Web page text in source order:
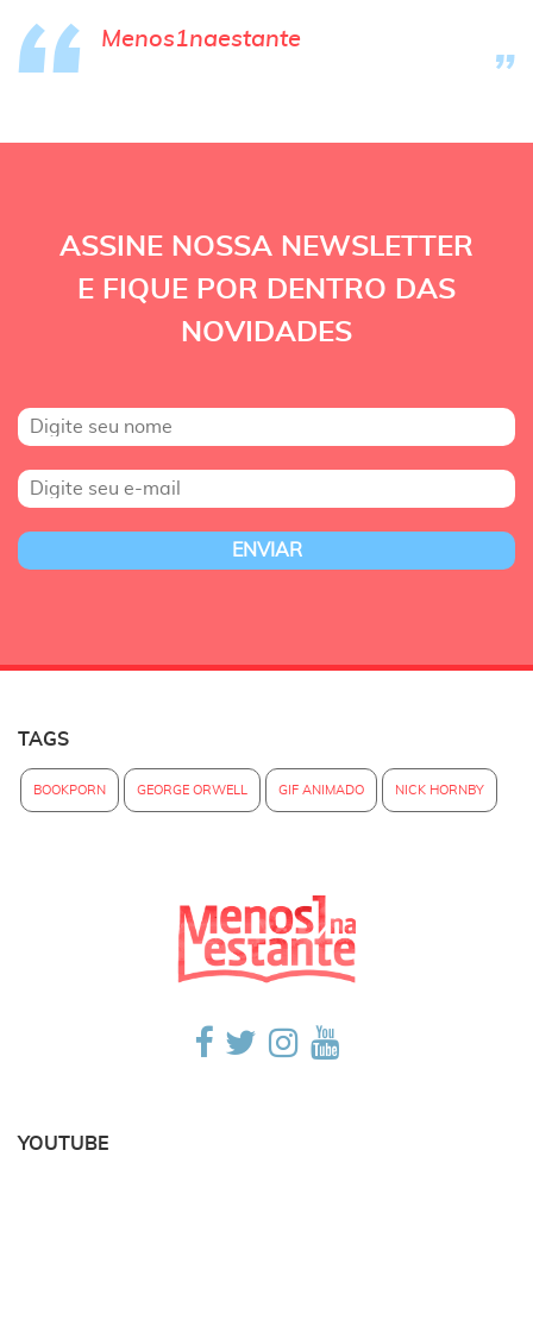
Menos1naestante
ASSINE NOSSA NEWSLETTER
E FIQUE POR DENTRO DAS
NOVIDADES
TAGS
BOOKPORN GEORGE ORWELL GIF ANIMADO NICK HORNBY
YOUTUBE